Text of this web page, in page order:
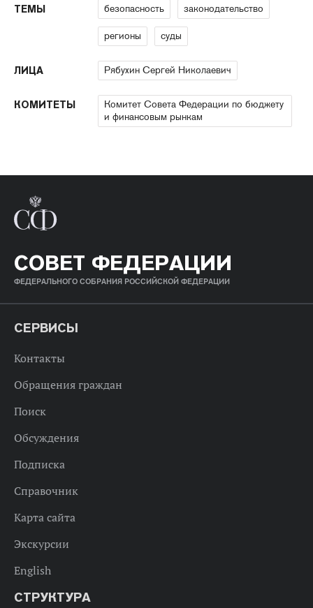
ТЕМЫ безопасность законодательство
регионы суды
ЛИЦА Рябухин Сергей Николаевич
КОМИТЕТЫ
Комитет Совета Федерации по бюджету
и финансовым рынкам
СОВЕТ ФЕДЕРАЦИИ
ФЕДЕРАЛЬНОГО СОБРАНИЯ РОССИЙСКОЙ ФЕДЕРАЦИИ
СЕРВИСЫ
Контакты
Обращения граждан
Поиск
Обсуждения
Подписка
Справочник
Карта сайта
Экскурсии
English
СТРУКТУРА